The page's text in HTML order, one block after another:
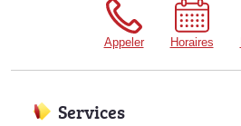
Appeler Horaires
Services